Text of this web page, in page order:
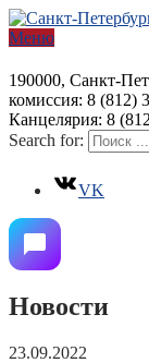
Меню
190000, Санкт-
комиссия: 8 (812)
Канцелярия: 8
Search for:
VK
Новости
23.09.2022